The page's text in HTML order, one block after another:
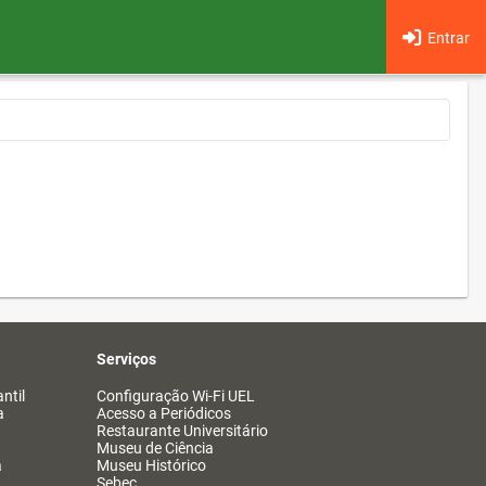
Entrar
Serviços
Configuração Wi-Fi UEL
Acesso a Periódicos
Restaurante Universitário
Museu de Ciência
Museu Histórico